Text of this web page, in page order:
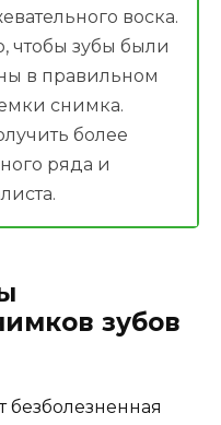
воска.
чтобы зубы были
в правильном
снимка.
более
ряда и
зубов
безболезненная